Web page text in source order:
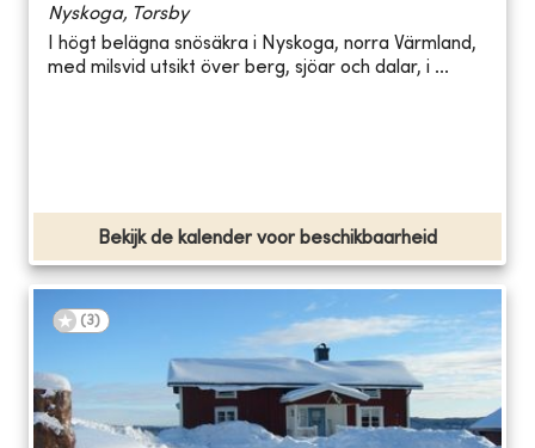
Nyskoga, Torsby
I högt belägna snösäkra i Nyskoga, norra Värmland,
med milsvid utsikt över berg, sjöar och dalar, i ...
Bekijk de kalender voor beschikbaarheid
(3)